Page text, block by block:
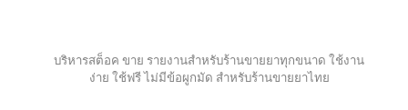
บริหารสต็อค ขาย รายงานสำหรับร้านขายยาทุกขนาด ใช้งาน
ง่าย ใช้ฟรี ไม่มีข้อผูกมัด สำหรับร้านขายยาไทย